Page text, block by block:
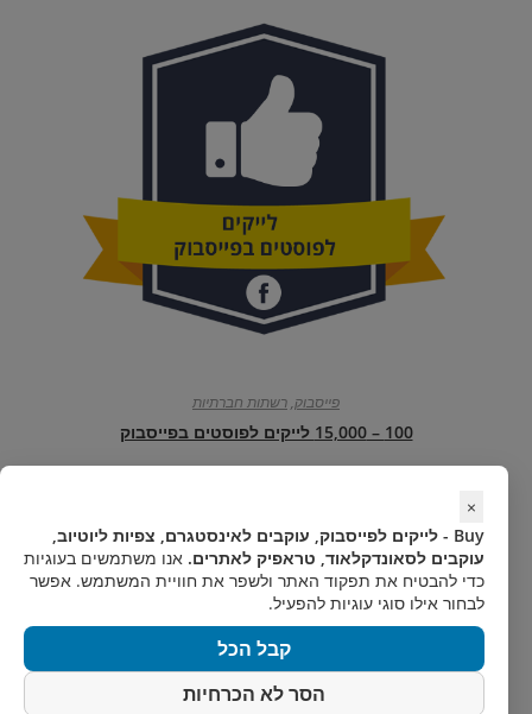
פייסבוק,רשתות חברתיות
100 – 15,000 לייקים לפוסטים בפייסבוק
עד
⁦₪1,500.00⁩
בחר אפשרויות זה
יש
מספר
סוגים.
לבחור
בעמוד
המוצר
×
Buy - לייקים לפייסבוק, עוקבים לאינסטגרם, צפיות ליוטיוב,
עוקבים לסאונדקלאוד, טראפיק לאתרים. אנו משתמשים בעוגיות
כדי להבטיח את תפקוד האתר ולשפר את חוויית המשתמש. אפשר
לבחור אילו סוגי עוגיות להפעיל.
קבל הכל
הסר לא הכרחיות